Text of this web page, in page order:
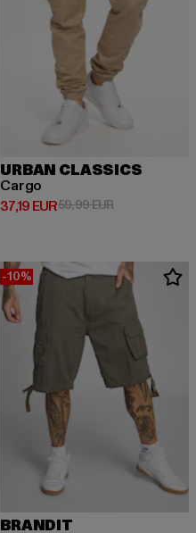
URBAN CLASSICS
Cargo
37,19 EUR
Derzeitiger Preis: 37,19 EUR
59,99 EURAktionspreis:
-10%
BRANDIT